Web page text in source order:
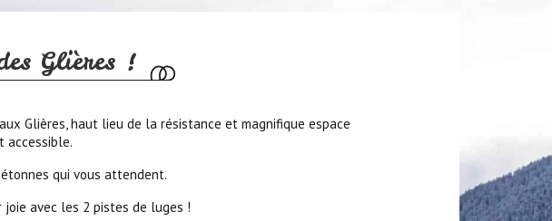
Glières !
Glières, haut lieu de la résistance et magnifique espace
accessible.
qui vous attendent.
avec les 2 pistes de luges !